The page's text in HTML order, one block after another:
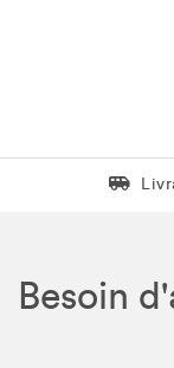
Besoin